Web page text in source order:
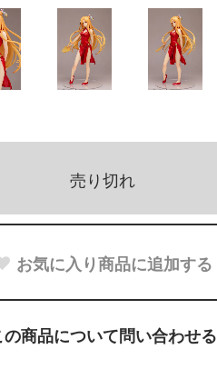
売り切れ
お気に入り商品に追加する
の商品について問い合わせる